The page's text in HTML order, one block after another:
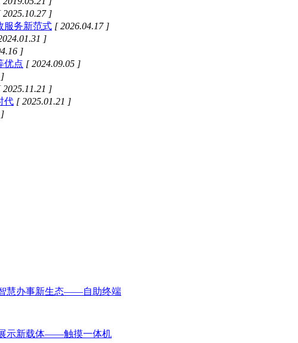
2025.10.27 ]
服务新范式 [ 2026.04.17 ]
]
]
优点 [ 2024.09.05 ]
]
2025.11.21 ]
代 [ 2025.01.21 ]
]
慧办事新生态——自助终端
示新载体——触摸一体机